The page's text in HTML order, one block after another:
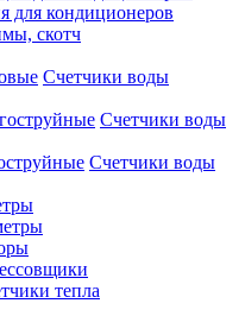
для кондиционеров
скотч
Счетчики воды
Счетчики воды
Счетчики воды
тепла